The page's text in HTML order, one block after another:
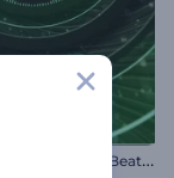
M
usikvisualisierung: Neon-Beat Wellen